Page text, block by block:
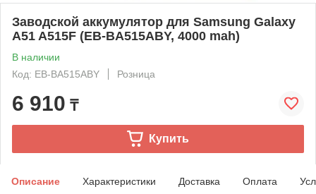
Заводской аккумулятор для Samsung Galaxy
A51 A515F (EB-BA515ABY, 4000 mah)
В наличии
Код: EB-BA515ABY
Розница
6 910 ₸
Купить
Описание Характеристики Доставка Оплата